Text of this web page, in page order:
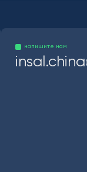
напишите нам